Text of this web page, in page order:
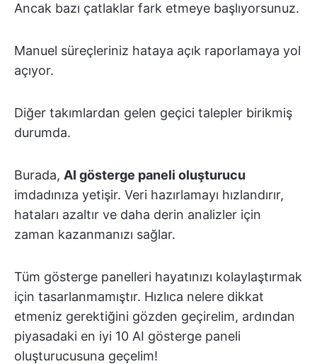
Ancak bazı çatlaklar fark etmeye başlıyorsunuz.
Manuel süreçleriniz hataya açık raporlamaya yol
açıyor.
Diğer takımlardan gelen geçici talepler birikmiş
durumda.
Burada, AI gösterge paneli oluşturucu
imdadınıza yetişir. Veri hazırlamayı hızlandırır,
hataları azaltır ve daha derin analizler için
zaman kazanmanızı sağlar.
Tüm gösterge panelleri hayatınızı kolaylaştırmak
için tasarlanmamıştır. Hızlıca nelere dikkat
etmeniz gerektiğini gözden geçirelim, ardından
piyasadaki en iyi 10 AI gösterge paneli
oluşturucusuna geçelim!